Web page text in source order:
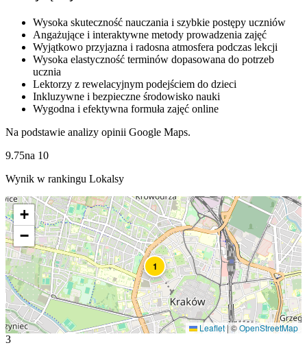
Wysoka skuteczność nauczania i szybkie postępy uczniów
Angażujące i interaktywne metody prowadzenia zajęć
Wyjątkowo przyjazna i radosna atmosfera podczas lekcji
Wysoka elastyczność terminów dopasowana do potrzeb
ucznia
Lektorzy z rewelacyjnym podejściem do dzieci
Inkluzywne i bezpieczne środowisko nauki
Wygodna i efektywna formuła zajęć online
Na podstawie analizy opinii Google Maps.
9.75na 10
Wynik w rankingu Lokalsy
1
+
−
Leaflet|©OpenStreetMap
3